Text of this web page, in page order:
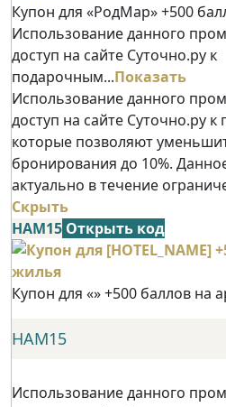
Купон для «РодМар» +500
Использование данного
доступ на сайте Суточно.ру к
подарочным...Показать
Использование данного
доступ на сайте Суточно.ру
которые позволяют
бронирования до 10%.
актуально в течение
Скрыть
НАМ15 Открыть код
Купон для «» +500 баллов на
НАМ15
Использование данного